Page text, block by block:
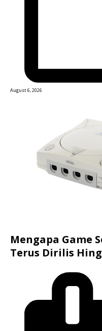
August 6, 2026
Mengapa Game
Terus Dirilis